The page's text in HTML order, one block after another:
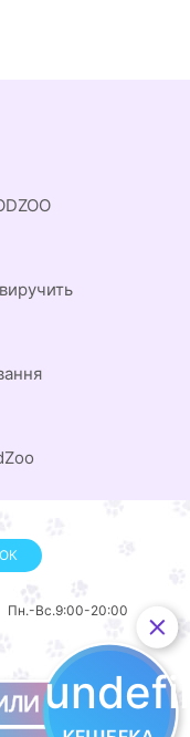
Пн.-Вс.9:00-20:00